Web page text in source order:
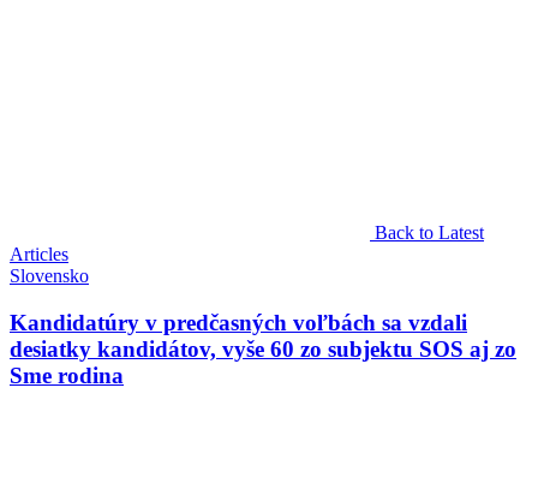
Back to Latest
Articles
Slovensko
Kandidatúry v predčasných voľbách sa vzdali
desiatky kandidátov, vyše 60 zo subjektu SOS aj zo
Sme rodina